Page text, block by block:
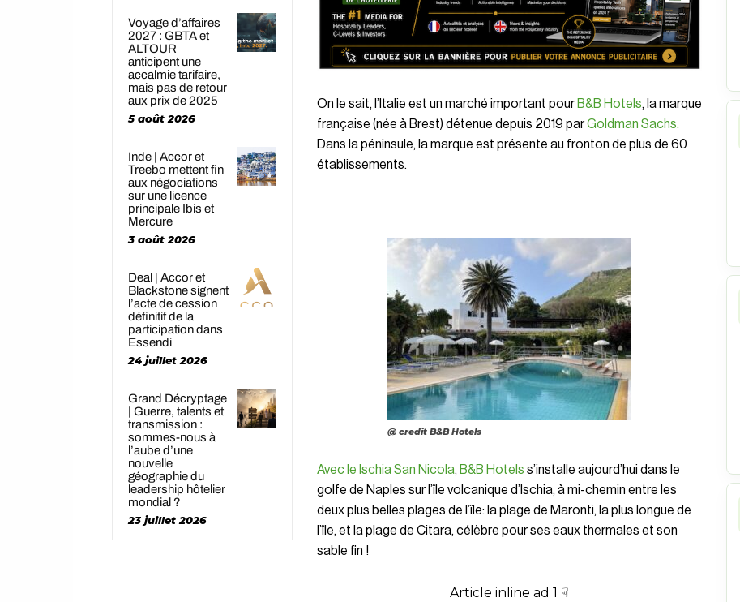
Voyage d’affaires
2027 : GBTA et
ALTOUR
anticipent une
accalmie tarifaire,
mais pas de retour
aux prix de 2025
5 août 2026
Inde | Accor et
Treebo mettent fin
aux négociations
sur une licence
principale Ibis et
Mercure
3 août 2026
Deal | Accor et
Blackstone signent
l’acte de cession
définitif de la
participation dans
Essendi
24 juillet 2026
Grand Décryptage
| Guerre, talents et
transmission :
sommes-nous à
l’aube d’une
nouvelle
géographie du
leadership hôtelier
mondial ?
23 juillet 2026
On le sait, l’Italie est un marché important pour B&B Hotels, la marque
française (née à Brest) détenue depuis 2019 parGoldman Sachs.
Dans la péninsule, la marque est présente au fronton de plus de 60
établissements.
@ credit B&B Hotels
Avec le Ischia San Nicola, B&B Hotels s’installe aujourd’hui dans le
golfe de Naples sur l’île volcanique d’Ischia, à mi-chemin entre les
deux plus belles plages de l’île: la plage de Maronti, la plus longue de
l’île, et la plage de Citara, célèbre pour ses eaux thermales et son
sable fin !
Article inline ad 1 ☟